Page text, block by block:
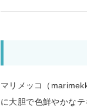
マリメッコ（
に大胆で色鮮やかな